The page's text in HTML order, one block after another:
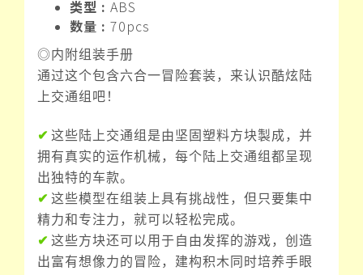
类型 : ABS
数量 : 70pcs
◎内附组装手册
通过这个包含六合一冒险套装，来认识酷炫陆
上交通组吧！
✔ 这些陆上交通组是由坚固塑料方块製成，并
拥有真实的运作机械，每个陆上交通组都呈现
出独特的车款。
✔ 这些模型在组装上具有挑战性，但只要集中
精力和专注力，就可以轻松完成。
✔ 这些方块还可以用于自由发挥的游戏，创造
出富有想像力的冒险，建构积木同时培养手眼